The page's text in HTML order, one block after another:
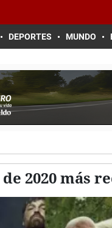
DEPORTES MUNDO
2020 más